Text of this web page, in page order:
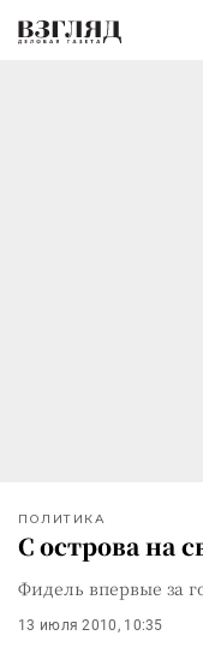
ПОЛИТИКА
С острова на
Фидель впервые за
13 июля 2010, 10:35